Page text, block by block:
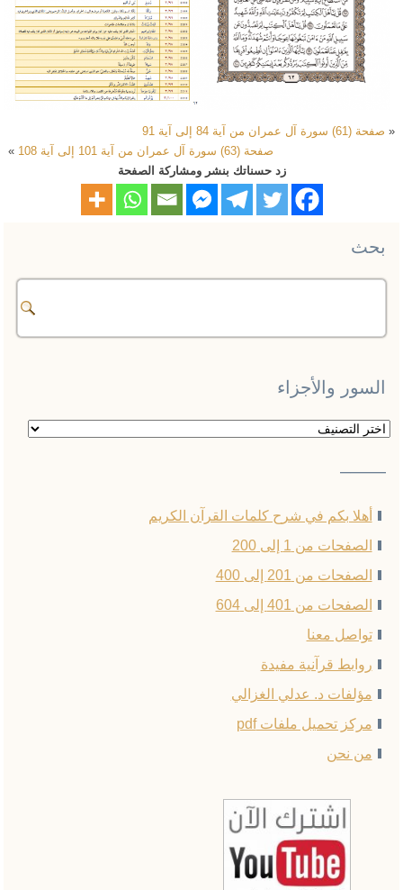
« صفحة (61) سورة آل عمران من آية 84 إلى آية 91
صفحة (63) سورة آل عمران من آية 101 إلى آية 108
»
زد حسناتك بنشر ومشاركة الصفحة
بحث
السور والأجزاء
السور
——–
أهلا بكم في شرح كلمات القرآن الكريم
الصفحات من 1 إلى 200
الصفحات من 201 إلى 400
الصفحات من 401 إلى 604
تواصل معنا
روابط قرآنية مفيدة
مؤلفات د. عدلي الغزالي
مركز تحميل ملفات pdf
من نحن